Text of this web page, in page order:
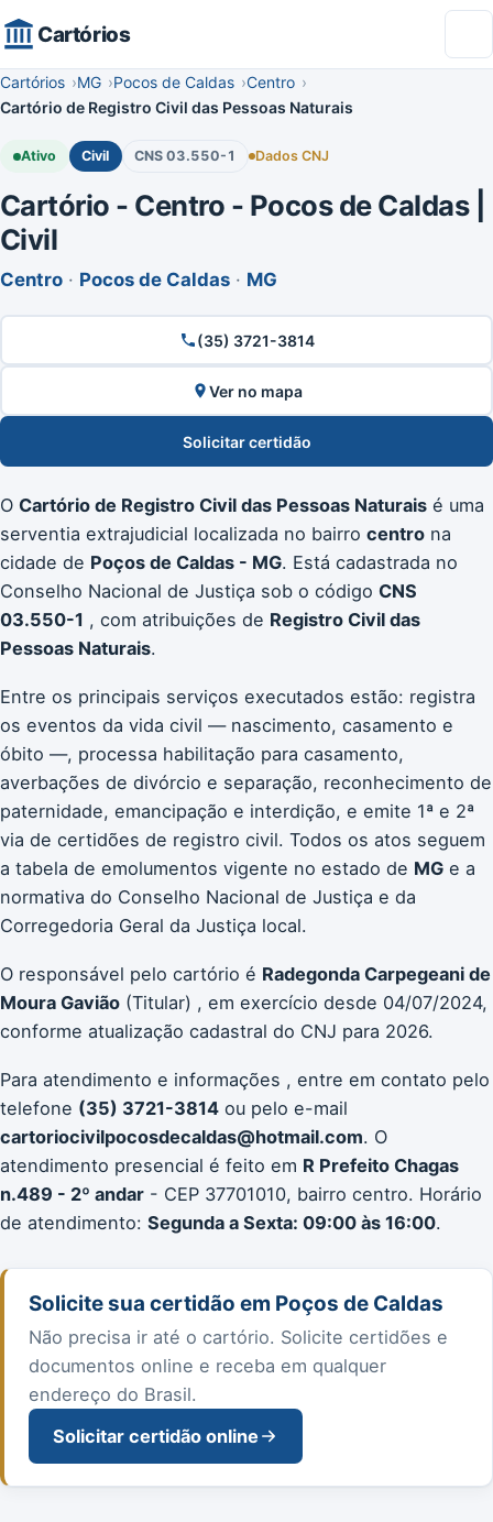
Cartórios
Cartórios MG Pocos de Caldas
Centro
Cartório de Registro Civil das Pessoas Naturais
Ativo Civil CNS 03.550-1 Dados CNJ
Cartório - Centro - Pocos de Caldas |
Civil
Centro · Pocos de Caldas · MG
(35) 3721-3814
Ver no mapa
Solicitar certidão
O Cartório de Registro Civil das Pessoas Naturais é uma
serventia extrajudicial localizada no bairro centro na
cidade de Poços de Caldas - MG. Está cadastrada no
Conselho Nacional de Justiça sob o código CNS
03.550-1 , com atribuições de Registro Civil das
Pessoas Naturais.
Entre os principais serviços executados estão: registra
os eventos da vida civil — nascimento, casamento e
óbito —, processa habilitação para casamento,
averbações de divórcio e separação, reconhecimento de
paternidade, emancipação e interdição, e emite 1ª e 2ª
via de certidões de registro civil. Todos os atos seguem
a tabela de emolumentos vigente no estado de MG e a
normativa do Conselho Nacional de Justiça e da
Corregedoria Geral da Justiça local.
O responsável pelo cartório é Radegonda Carpegeani de
Moura Gavião (Titular) , em exercício desde 04/07/2024,
conforme atualização cadastral do CNJ para 2026.
Para atendimento e informações , entre em contato pelo
telefone (35) 3721-3814 ou pelo e-mail
cartoriocivilpocosdecaldas@hotmail.com. O
atendimento presencial é feito em R Prefeito Chagas
n.489 - 2º andar - CEP 37701010, bairro centro. Horário
de atendimento: Segunda a Sexta: 09:00 às 16:00.
Solicite sua certidão em Poços de Caldas
Não precisa ir até o cartório. Solicite certidões e
documentos online e receba em qualquer
endereço do Brasil.
Solicitar certidão online